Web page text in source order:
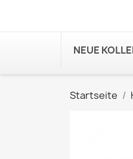
NEUE
Startseite